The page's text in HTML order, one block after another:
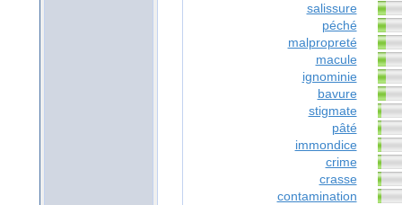
salissure
péché
malpropreté
macule
ignominie
bavure
stigmate
pâté
immondice
crime
crasse
contamination